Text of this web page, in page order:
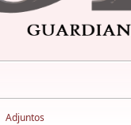
Adjuntos